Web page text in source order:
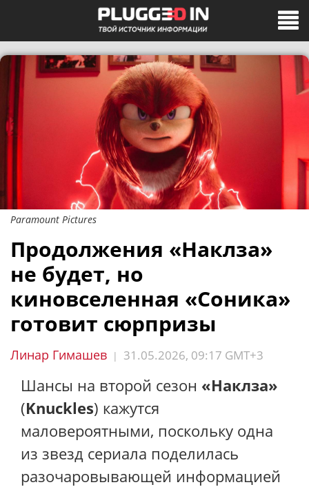
Paramount Pictures
Продолжения «Наклза»
не будет, но
киновселенная «Соника»
готовит сюрпризы
Линар Гимашев | 31.05.2026, 09:17 GMT+3
Шансы на второй сезон «Наклза»
(Knuckles) кажутся
маловероятными, поскольку одна
из звезд сериала поделилась
разочаровывающей информацией